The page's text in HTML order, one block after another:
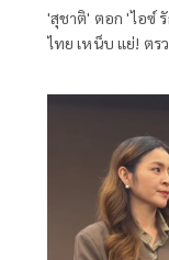
'สุชาติ' ตอก 'ไอซ์
ไทย เหน็บ แย่! ตร
ชอบ